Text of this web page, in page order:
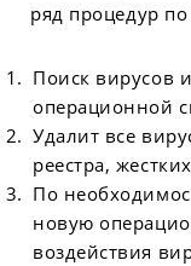
ряд процедур
Поиск вирусов
операционной
Удалит все
реестра,
По
новую
воздействия